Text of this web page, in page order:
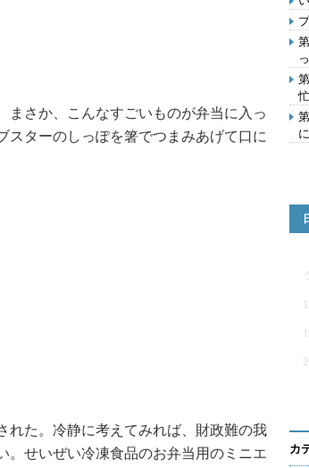
さか、こんなすごいものが弁当に入っ
ターのしっぽを箸でつまみあげて口に
た。冷静に考えてみれば、財政難の我
。せいぜい冷凍食品のお弁当用のミニエ
5
カ